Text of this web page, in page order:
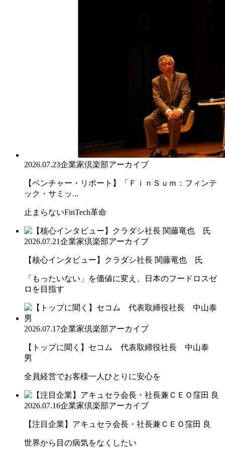
2026.07.23企業家倶楽部アーカイブ
【ベンチャー・リポート】「ＦｉｎＳｕｍ：フィンテ
ック・サミッ...
止まらないFinTech革命
2026.07.21企業家倶楽部アーカイブ
【核心インタビュー】クラダシ社長 関藤竜也 氏
「もったいない」を価値に変え、日本のフードロスゼ
ロを目指す
2026.07.17企業家倶楽部アーカイブ
【トップに聞く】セコム 代表取締役社長 中山泰
男
全員経営でお客様一人ひとりに安心を
2026.07.16企業家倶楽部アーカイブ
【注目企業】アキュセラ会長・社長兼ＣＥＯ窪田 良
世界から目の病気をなくしたい